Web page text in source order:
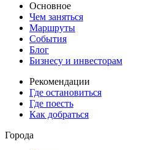
Основное
Чем заняться
Маршруты
События
Блог
Бизнесу и инвесторам
Рекомендации
Где остановиться
Где поесть
Как добраться
Города